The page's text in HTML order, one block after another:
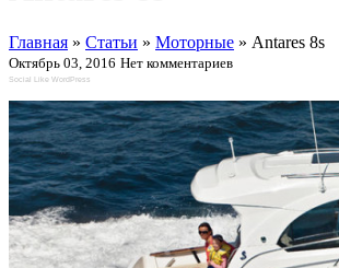
Главная » Статьи » Моторные » Antares 8s
Октябрь 03, 2016 Нет комментариев
Social Like WordPress